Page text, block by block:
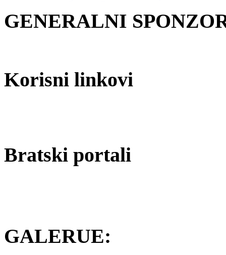
GENERALNI
Korisni linkovi
Bratski portali
GALERUE: